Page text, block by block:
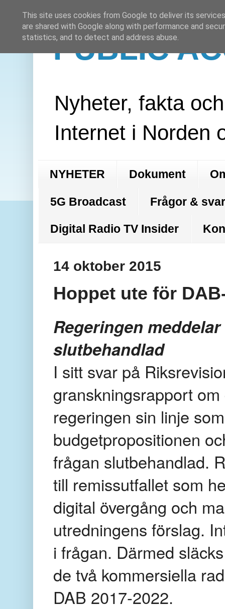
PUBLIC
Nyheter, fakta
Internet i Norden
NYHETER Dokument
5G Broadcast Frågor &
Digital Radio TV Insider
14 oktober 2015
Hoppet ute för
Regeringen
slutbehandlad
I sitt svar på
granskningsrapport
regeringen sin linje
budgetpropositionen
frågan slutbehandlad.
till remissutfallet som
digital övergång och
utredningens förslag.
i frågan. Därmed
de två kommersiella
DAB 2017-2022.
This site uses cookies from Google to deliver its
are shared with Google along with performance and
statistics, and to detect and address abuse.